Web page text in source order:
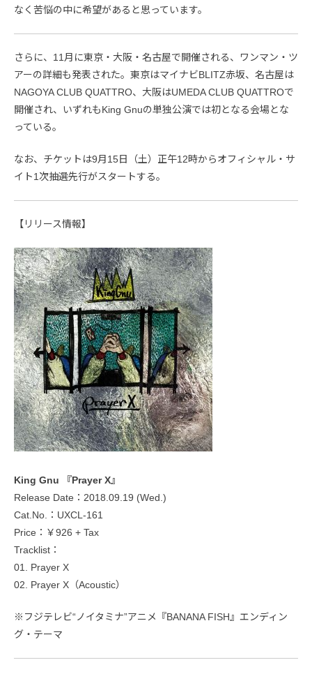
なく苦悩の中に希望があると思っています。
さらに、11月に東京・大阪・名古屋で開催される、ワンマン・ツ
アーの詳細も発表された。東京はマイナビBLITZ赤坂、名古屋は
NAGOYA CLUB QUATTRO、大阪はUMEDA CLUB QUATTROで
開催され、いずれもKing Gnuの単独公演では初となる会場とな
っている。
なお、チケットは9月15日（土）正午12時からオフィシャル・サ
イト1次抽選先行がスタートする。
【リリース情報】
King Gnu 『Prayer X』
Release Date：2018.09.19 (Wed.)
Cat.No.：UXCL-161
Price：￥926 + Tax
Tracklist：
01. Prayer X
02. Prayer X（Acoustic）
※フジテレビ“ノイタミナ”アニメ『BANANA FISH』エンディン
グ・テーマ